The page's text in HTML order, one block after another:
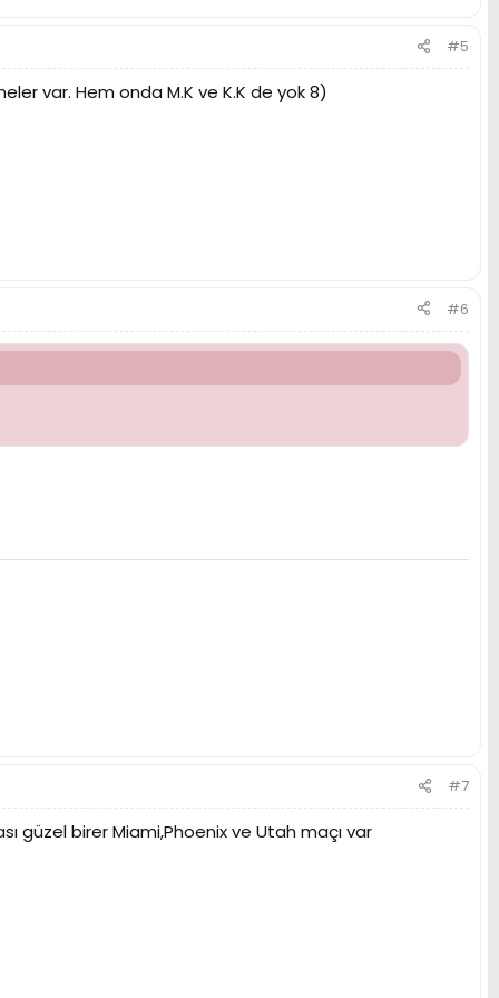
#5
var. Hem onda M.K ve K.K de yok 8)
#6
#7
güzel birer Miami,Phoenix ve Utah maçı var